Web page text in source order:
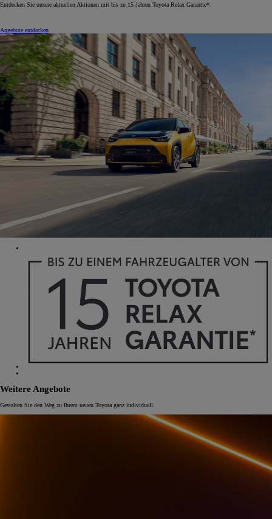
Entdecken Sie unsere aktuellen Aktionen mit bis zu 15 Jahren Toyota Relax Garantie*.
Angebote entdecken
Weitere Angebote
Gestalten Sie den Weg zu Ihrem neuen Toyota ganz individuell.